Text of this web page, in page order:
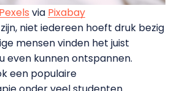
Pexels via Pixabay
niet iedereen hoeft druk bezig
mensen vinden het juist
even kunnen ontspannen.
een populaire